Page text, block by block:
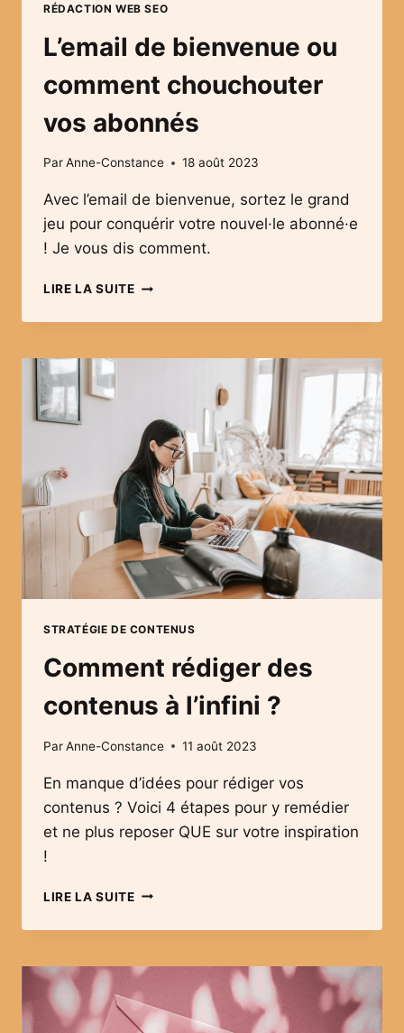
RÉDACTION WEB SEO
L’email de bienvenue ou
comment chouchouter
vos abonnés
ParAnne-Constance 18 août 2023
Avec l’email de bienvenue, sortez le grand
jeu pour conquérir votre nouvel·le abonné·e
! Je vous dis comment.
LIRE LA SUITEL’EMAIL
BIENVENUE
COMMENT
ABONNÉS
STRATÉGIE DE CONTENUS
Comment rédiger des
contenus à l’infini ?
ParAnne-Constance 11 août 2023
En manque d’idées pour rédiger vos
contenus ? Voici 4 étapes pour y remédier
et ne plus reposer QUE sur votre inspiration
!
LIRE LA SUITECOMMENT
DES
À
?